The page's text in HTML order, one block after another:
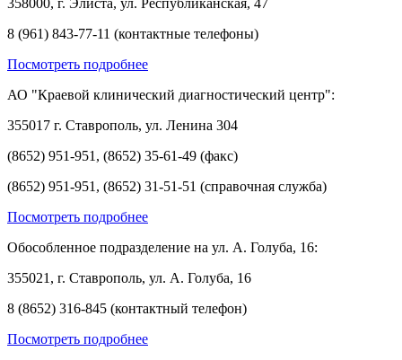
8 (961) 843-77-11 (контактные телефоны)
Посмотреть подробнее
АО "Краевой клинический диагностический центр":
355017 г. Ставрополь, ул. Ленина 304
(8652) 951-951, (8652) 35-61-49 (факс)
(8652) 951-951, (8652) 31-51-51 (справочная служба)
Посмотреть подробнее
Обособленное подразделение на ул. А. Голуба, 16:
355021, г. Ставрополь, ул. А. Голуба, 16
8 (8652) 316-845 (контактный телефон)
Посмотреть подробнее